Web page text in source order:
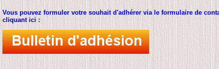
Vous pouvez formuler votre souhait d'adhérer via le formulaire de
cliquant ici :